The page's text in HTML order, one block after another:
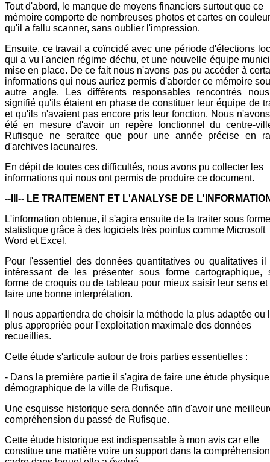
Tout d'abord, le manque de moyens financiers surtout que ce
mémoire comporte de nombreuses photos et cartes en couleur
qu'il a fallu scanner, sans oublier l'impression.
Ensuite, ce travail a coïncidé avec une période d'élections
qui a vu l'ancien régime déchu, et une nouvelle équipe
mise en place. De ce fait nous n'avons pas pu accéder à
informations qui nous auriez permis d'aborder ce mémoire
autre angle. Les différents responsables rencontrés
signifié qu'ils étaient en phase de constituer leur équipe de
et qu'ils n'avaient pas encore pris leur fonction. Nous
été en mesure d'avoir un repère fonctionnel du centre-
Rufisque ne seraitce que pour une année précise en
d'archives lacunaires.
En dépit de toutes ces difficultés, nous avons pu collecter les
informations qui nous ont permis de produire ce document.
--III-- LE TRAITEMENT ET L'ANALYSE DE
L'information obtenue, il s'agira ensuite de la traiter sous forme
statistique grâce à des logiciels très pointus comme Microsoft
Word et Excel.
Pour l'essentiel des données quantitatives ou qualitatives il
intéressant de les présenter sous forme cartographique,
forme de croquis ou de tableau pour mieux saisir leur sens et
faire une bonne interprétation.
Il nous appartiendra de choisir la méthode la plus adaptée ou
plus appropriée pour l'exploitation maximale des données
recueillies.
Cette étude s'articule autour de trois parties essentielles :
- Dans la première partie il s'agira de faire une étude
démographique de la ville de Rufisque.
Une esquisse historique sera donnée afin d'avoir une
compréhension du passé de Rufisque.
Cette étude historique est indispensable à mon avis car elle
constitue une matière voire un support dans la